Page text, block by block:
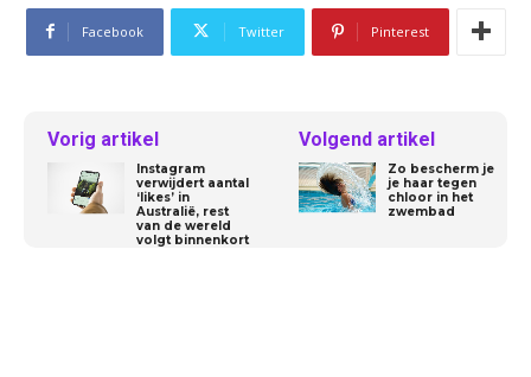
Facebook Twitter Pinterest
Vorig artikel
Instagram
verwijdert aantal
‘likes’ in
Australië, rest
van de wereld
volgt binnenkort
Volgend artikel
Zo bescherm je
je haar tegen
chloor in het
zwembad